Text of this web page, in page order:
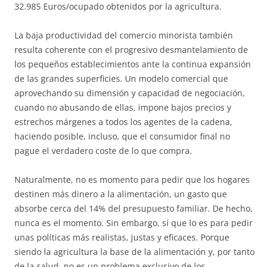
32.985 Euros/ocupado obtenidos por la agricultura.
La baja productividad del comercio minorista también
resulta coherente con el progresivo desmantelamiento de
los pequeños establecimientos ante la continua expansión
de las grandes superficies. Un modelo comercial que
aprovechando su dimensión y capacidad de negociación,
cuando no abusando de ellas, impone bajos precios y
estrechos márgenes a todos los agentes de la cadena,
haciendo posible, incluso, que el consumidor final no
pague el verdadero coste de lo que compra.
Naturalmente, no es momento para pedir que los hogares
destinen más dinero a la alimentación, un gasto que
absorbe cerca del 14% del presupuesto familiar. De hecho,
nunca es el momento. Sin embargo, sí que lo es para pedir
unas políticas más realistas, justas y eficaces. Porque
siendo la agricultura la base de la alimentación y, por tanto